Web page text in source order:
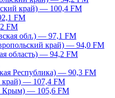
край) — 100,4 FM
FM
FM
обл.) — 97,1 FM
край) — 94,0 FM
область) — 94,2 FM
Республика) — 90,3 FM
край) — 107,4 FM
Крым) — 105,6 FM